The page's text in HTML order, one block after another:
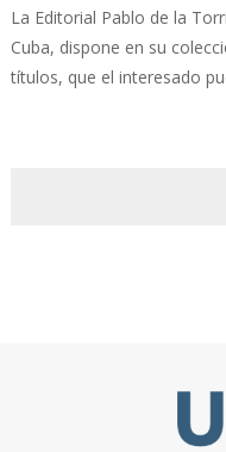
La Editorial Pablo de la
Cuba, dispone en su
títulos, que el interesado